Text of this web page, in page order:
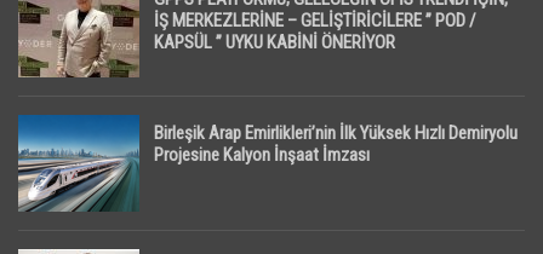
İŞ MERKEZLERİNE – GELİŞTİRİCİLERE ” POD /
KAPSÜL ” UYKU KABİNİ ÖNERİYOR
Birleşik Arap Emirlikleri’nin İlk Yüksek Hızlı Demiryolu
Projesine Kalyon İnşaat İmzası